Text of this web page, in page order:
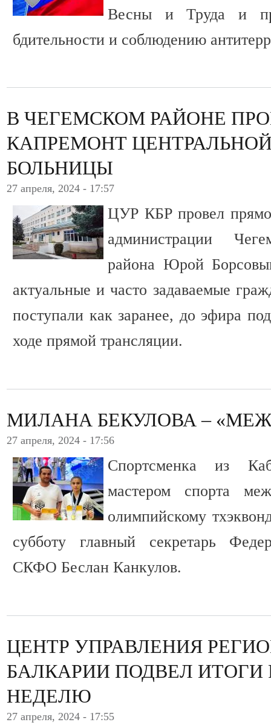
Весны и Труда и
бдительности и соблюдению
В ЧЕГЕМСКОМ РАЙОНЕ
КАПРЕМОНТ
БОЛЬНИЦЫ
27 апреля, 2024 - 17:57
ЦУР КБР провел
администрации
района Юрой
актуальные и часто задаваемые
поступали как заранее, до эфира
ходе прямой трансляции.
МИЛАНА БЕКУЛОВА –
27 апреля, 2024 - 17:56
Спортсменка из
мастером спорта
олимпийскому
субботу главный секретарь
СКФО Беслан Канкулов.
ЦЕНТР УПРАВЛЕНИЯ
БАЛКАРИИ ПОДВЕЛ ИТОГИ
НЕДЕЛЮ
27 апреля, 2024 - 17:55